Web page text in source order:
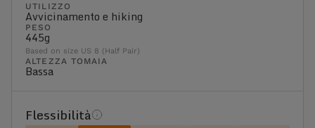
UTILIZZO
Avvicinamento e hiking
PESO
445g
Based on size US 8 (Half Pair)
ALTEZZA TOMAIA
Bassa
Flessibilità